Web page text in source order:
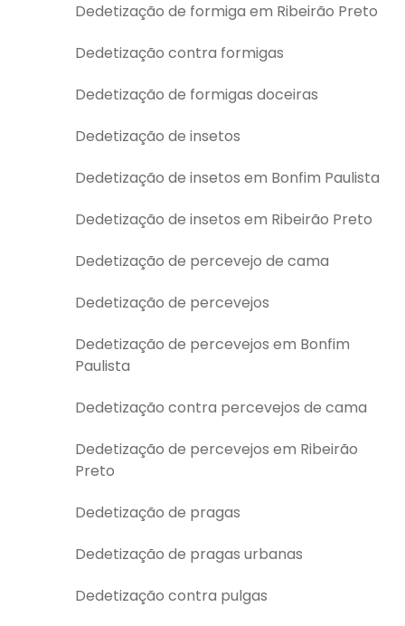
Dedetização de formiga em Ribeirão Preto
Dedetização contra formigas
Dedetização de formigas doceiras
Dedetização de insetos
Dedetização de insetos em Bonfim Paulista
Dedetização de insetos em Ribeirão Preto
Dedetização de percevejo de cama
Dedetização de percevejos
Dedetização de percevejos em Bonfim
Paulista
Dedetização contra percevejos de cama
Dedetização de percevejos em Ribeirão
Preto
Dedetização de pragas
Dedetização de pragas urbanas
Dedetização contra pulgas